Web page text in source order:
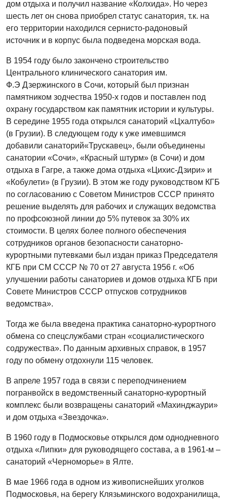
дом отдыха и получил название «Колхида». Но через
шесть лет он снова приобрел статус санатория, т.к. на
его территории находился сернисто-радоновый
источник и в корпус была подведена морская вода.
В 1954 году было закончено строительство
Центрального клинического санатория им.
Ф.Э Дзержинского в Сочи, который был признан
памятником зодчества 1950-х годов и поставлен под
охрану государством как памятник истории и культуры.
В середине 1955 года открылся санаторий «Цхалтубо»
(в Грузии). В следующем году к уже имевшимся
добавили санаторий«Трускавец», были объединены
санатории «Сочи», «Красный штурм» (в Сочи) и дом
отдыха в Гагре, а также дома отдыха «Цихис‑Дзири» и
«Кобулети» (в Грузии). В этом же году руководством КГБ
по согласованию с Советом Министров СССР принято
решение выделять для рабочих и служащих ведомства
по профсоюзной линии до 5% путевок за 30% их
стоимости. В целях более полного обеспечения
сотрудников органов безопасности санаторно-
курортными путевками был издан приказ Председателя
КГБ при СМ СССР № 70 от 27 августа 1956 г. «Об
улучшении работы санаториев и домов отдыха КГБ при
Совете Министров СССР отпусков сотрудников
ведомства».
Тогда же была введена практика санаторно‑курортного
обмена со спецслужбами стран «социалистического
содружества». По данным архивных справок, в 1957
году по обмену отдохнули 115 человек.
В апреле 1957 года в связи с переподчинением
погранвойск в ведомственный санаторно-курортный
комплекс были возвращены санаторий «Махинджаури»
и дом отдыха «Звездочка».
В 1960 году в Подмосковье открылся дом однодневного
отдыха «Липки» для руководящего состава, а в 1961-м –
санаторий «Черноморье» в Ялте.
В мае 1966 года в одном из живописнейших уголков
Подмосковья, на берегу Клязьминского водохранилища,